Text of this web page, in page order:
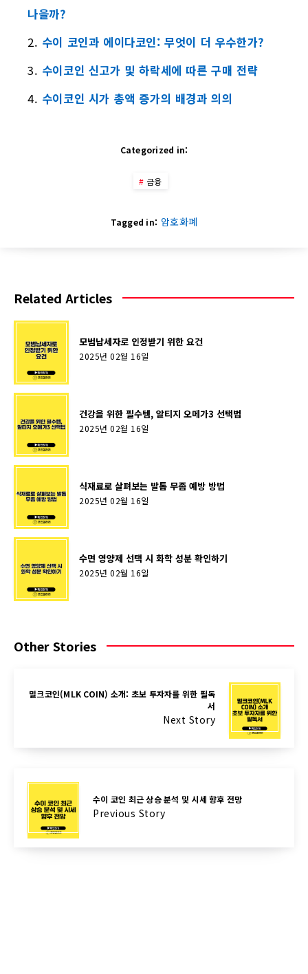
나을까?
수이 코인과 에이다코인: 무엇이 더 우수한가?
수이코인 신고가 및 하락세에 따른 구매 전략
수이코인 시가 총액 증가의 배경과 의의
Categorized in:
금융
Tagged in: 암호화폐
Related Articles
모범납세자로 인정받기 위한 요건
2025년 02월 16일
건강을 위한 필수템, 알티지 오메가3 선택법
2025년 02월 16일
식재료로 살펴보는 발톱 무좀 예방 방법
2025년 02월 16일
수면 영양제 선택 시 화학 성분 확인하기
2025년 02월 16일
Other Stories
밀크코인(MLK COIN) 소개: 초보 투자자를 위한 필독
서
Next Story
수이 코인 최근 상승 분석 및 시세 향후 전망
Previous Story